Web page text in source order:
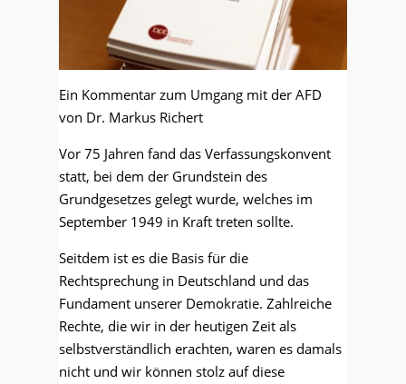
Ein Kommentar zum Umgang mit der AFD
von Dr. Markus Richert
Vor 75 Jahren fand das Verfassungskonvent
statt, bei dem der Grundstein des
Grundgesetzes gelegt wurde, welches im
September 1949 in Kraft treten sollte.
Seitdem ist es die Basis für die
Rechtsprechung in Deutschland und das
Fundament unserer Demokratie. Zahlreiche
Rechte, die wir in der heutigen Zeit als
selbstverständlich erachten, waren es damals
nicht und wir können stolz auf diese